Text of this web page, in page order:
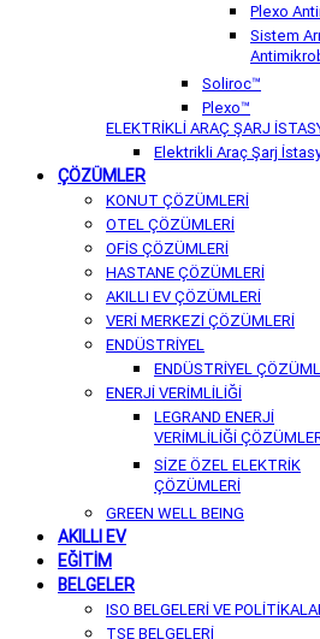
Plexo
Sistem
Soliroc™
Plexo™
ELEKTRİKLİ ARAÇ ŞARJ
Elektrikli Araç Şarj
ÇÖZÜMLER
KONUT ÇÖZÜMLERİ
OTEL ÇÖZÜMLERİ
OFİS ÇÖZÜMLERİ
HASTANE ÇÖZÜMLERİ
AKILLI EV ÇÖZÜMLERİ
VERİ MERKEZİ ÇÖZÜMLERİ
ENDÜSTRİYEL
ENDÜSTRİYEL
ENERJİ VERİMLİLİĞİ
LEGRAND ENERJİ
VERİMLİLİĞİ
SİZE ÖZEL ELEKTRİK
ÇÖZÜMLERİ
GREEN WELL BEING
AKILLI EV
EĞİTİM
BELGELER
ISO BELGELERİ VE
TSE BELGELERİ